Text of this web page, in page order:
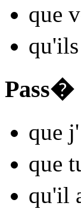
que
qu'ils
Pass�
que j'
que
qu'il